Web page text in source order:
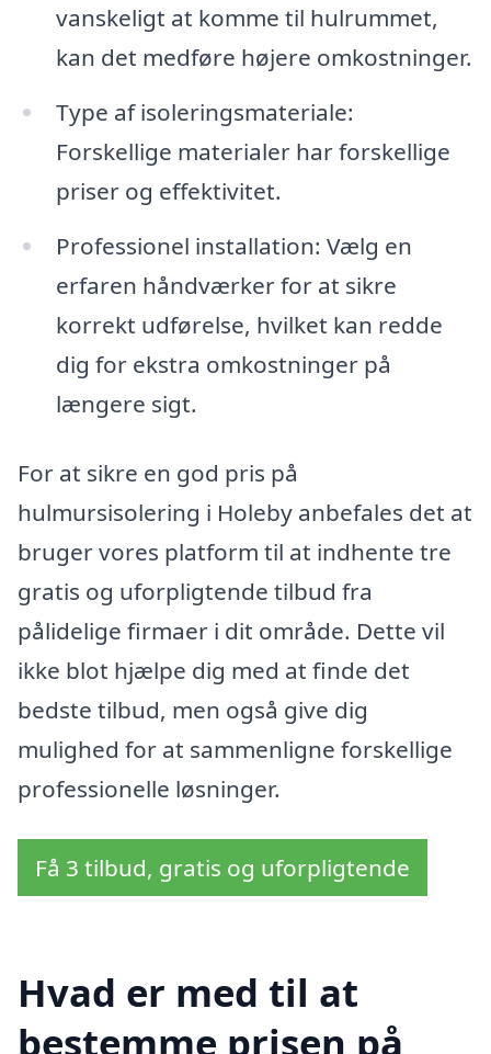
vanskeligt at komme til hulrummet,
kan det medføre højere omkostninger.
Type af isoleringsmateriale:
Forskellige materialer har forskellige
priser og effektivitet.
Professionel installation: Vælg en
erfaren håndværker for at sikre
korrekt udførelse, hvilket kan redde
dig for ekstra omkostninger på
længere sigt.
For at sikre en god pris på
hulmursisolering i Holeby anbefales det at
bruger vores platform til at indhente tre
gratis og uforpligtende tilbud fra
pålidelige firmaer i dit område. Dette vil
ikke blot hjælpe dig med at finde det
bedste tilbud, men også give dig
mulighed for at sammenligne forskellige
professionelle løsninger.
Få 3 tilbud, gratis og uforpligtende
Hvad er med til at
bestemme prisen på